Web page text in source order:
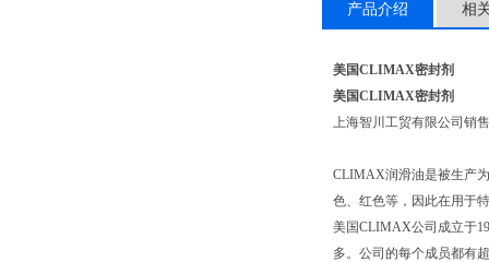
产品介绍 相
美国CLIMAX密封剂
美国CLIMAX密封剂
上海智川工贸有限公司销
CLIMAX润滑油是被生产
色、红色等，因此在用于
美国CLIMAX公司成立于
多。公司的每个成员都有